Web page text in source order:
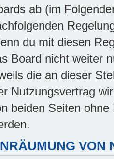
ab (im
du mit diesen
Board nicht weiter
die an dieser
Nutzungsvertrag
beiden Seiten
VON